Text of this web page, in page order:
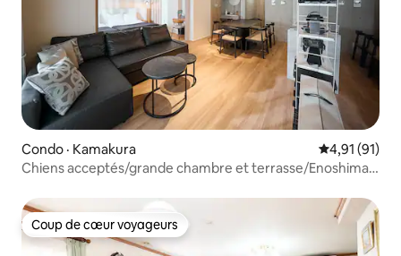
Condo · Kamakura Note
4,91 (91)
Chiens acceptés/grande chambre et terrasse/Enoshima
Coup de cœur voyageurs
Coup de cœur voyageurs